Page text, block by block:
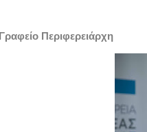
Γραφείο Περιφερειάρχη